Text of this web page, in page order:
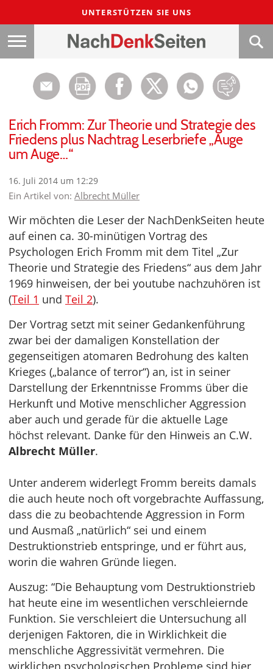
UNTERSTÜTZEN SIE UNS
Erich Fromm: Zur Theorie und Strategie des
Friedens plus Nachtrag Leserbriefe „Auge
um Auge…“
16. Juli 2014 um 12:29
Ein Artikel von: Albrecht Müller
Wir möchten die Leser der NachDenkSeiten heute
auf einen ca. 30-minütigen Vortrag des
Psychologen Erich Fromm mit dem Titel „Zur
Theorie und Strategie des Friedens“ aus dem Jahr
1969 hinweisen, der bei youtube nachzuhören ist
(Teil 1 und Teil 2).
Der Vortrag setzt mit seiner Gedankenführung
zwar bei der damaligen Konstellation der
gegenseitigen atomaren Bedrohung des kalten
Krieges („balance of terror“) an, ist in seiner
Darstellung der Erkenntnisse Fromms über die
Herkunft und Motive menschlicher Aggression
aber auch und gerade für die aktuelle Lage
höchst relevant. Danke für den Hinweis an C.W.
Albrecht Müller.
Unter anderem widerlegt Fromm bereits damals
die auch heute noch oft vorgebrachte Auffassung,
dass die zu beobachtende Aggression in Form
und Ausmaß „natürlich“ sei und einem
Destruktionstrieb entspringe, und er führt aus,
worin die wahren Gründe liegen.
Auszug: “Die Behauptung vom Destruktionstrieb
hat heute eine im wesentlichen verschleiernde
Funktion. Sie verschleiert die Untersuchung all
derjenigen Faktoren, die in Wirklichkeit die
menschliche Aggressivität vermehren. Die
wirklichen psychologischen Probleme sind hier